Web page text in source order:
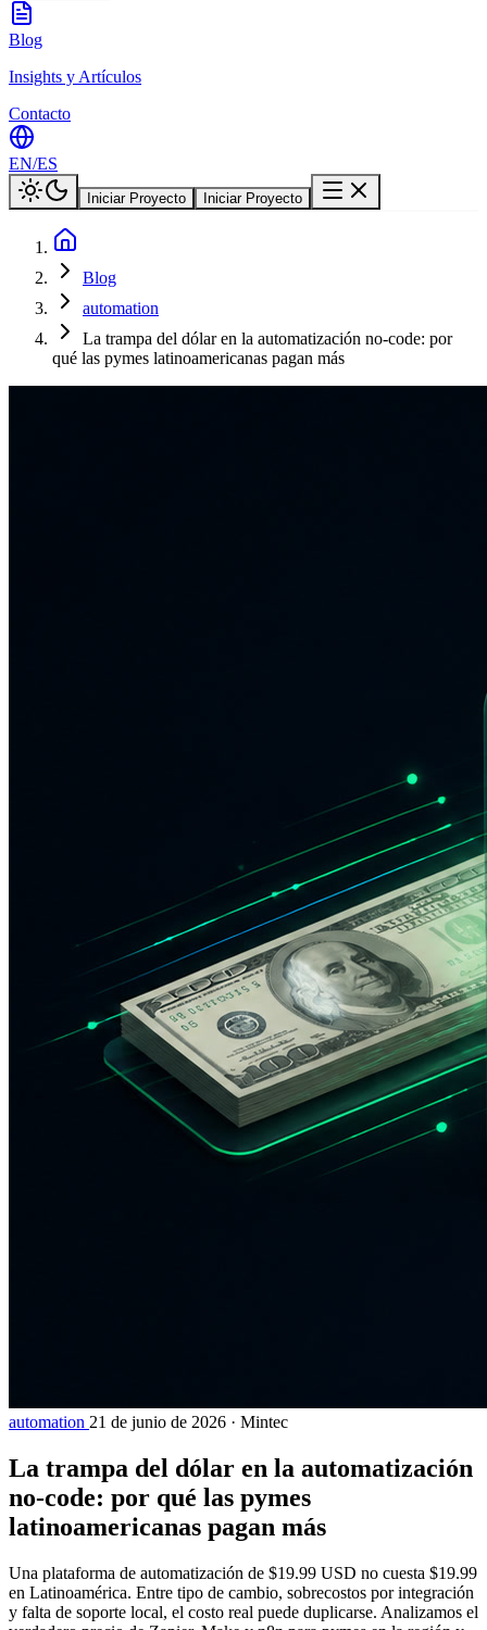
Blog
Insights y Artículos
Contacto
EN/ES
Iniciar Proyecto Iniciar Proyecto
Blog
automation
La trampa del dólar en la automatización no-code: por
qué las pymes latinoamericanas pagan más
automation 21 de junio de 2026 · Mintec
La trampa del dólar en la automatización
no-code: por qué las pymes
latinoamericanas pagan más
Una plataforma de automatización de $19.99 USD no cuesta $19.99
en Latinoamérica. Entre tipo de cambio, sobrecostos por integración
y falta de soporte local, el costo real puede duplicarse. Analizamos el